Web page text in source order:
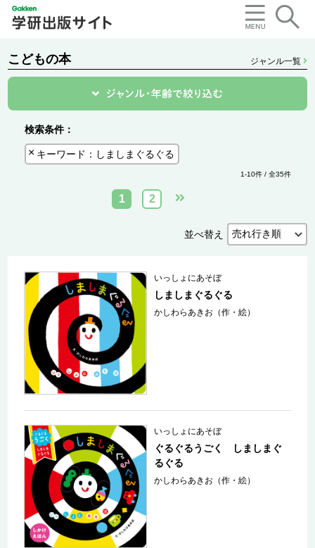
こどもの本 ジャンル一覧
検索条件：
キーワード：しましまぐるぐる
1-10件 / 全35件
1 2
並べ替え
いっしょにあそぼ
しましまぐるぐる
かしわらあきお（作・絵）
いっしょにあそぼ
ぐるぐるうごく しましまぐ
るぐる
かしわらあきお（作・絵）